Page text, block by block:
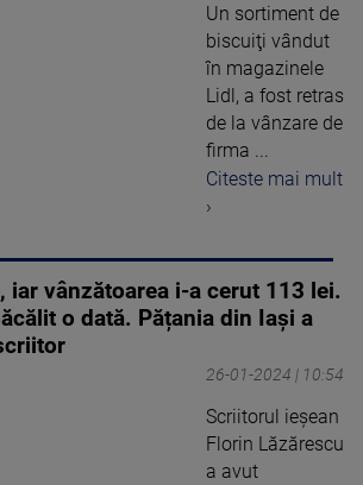
Un sortiment de
biscuiţi vândut
în magazinele
Lidl, a fost retras
de la vânzare de
firma ...
Citeste mai mult
›
iar vânzătoarea i-a cerut 113 lei.
o dată. Pățania din Iași a
26-01-2024 | 10:54
Scriitorul ieșean
Florin Lăzărescu
a avut